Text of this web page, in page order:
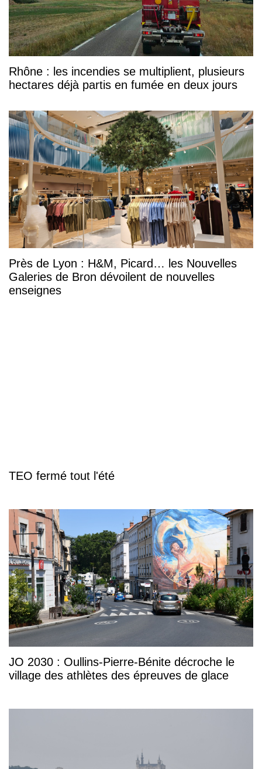
Rhône : les incendies se multiplient, plusieurs
hectares déjà partis en fumée en deux jours
Près de Lyon : H&M, Picard… les Nouvelles
Galeries de Bron dévoilent de nouvelles
enseignes
TEO fermé tout l'été
JO 2030 : Oullins-Pierre-Bénite décroche le
village des athlètes des épreuves de glace